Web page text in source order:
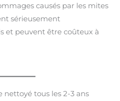
causés par les mites
sérieusement
et peuvent être coûteux à
nettoyé tous les 2-3 ans